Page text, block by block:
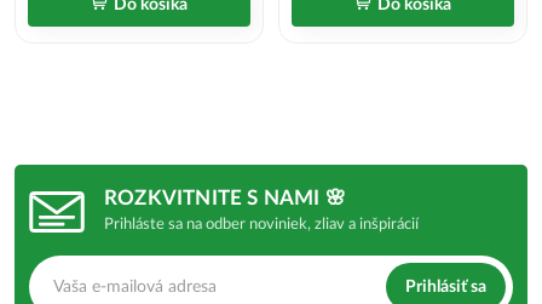
Do košíka Do košíka
ROZKVITNITE S NAMI 🌸
Prihláste sa na odber noviniek, zliav a inšpirácií
Prihlásiť sa